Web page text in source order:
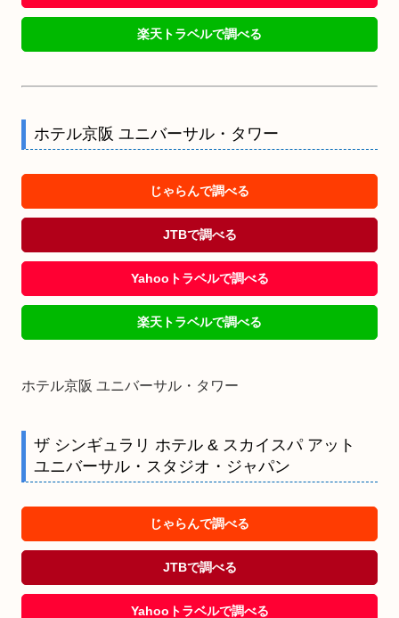
楽天トラベルで調べる
ホテル京阪 ユニバーサル・タワー
じゃらんで調べる
JTBで調べる
Yahooトラベルで調べる
楽天トラベルで調べる
ホテル京阪 ユニバーサル・タワー
ザ シンギュラリ ホテル & スカイスパ アット
ユニバーサル・スタジオ・ジャパン
じゃらんで調べる
JTBで調べる
Yahooトラベルで調べる